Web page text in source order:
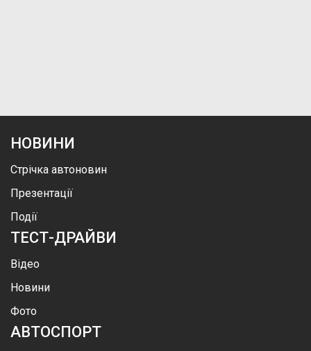
НОВИНИ
Стрічка автоновин
Презентації
Події
ТЕСТ-ДРАЙВИ
Відео
Новини
Фото
АВТОСПОРТ